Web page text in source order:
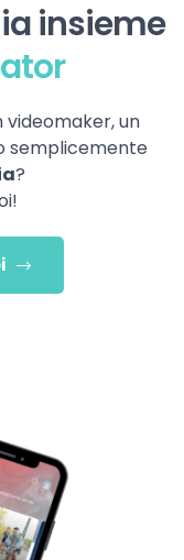
insieme
videomaker, un
semplicemente
?